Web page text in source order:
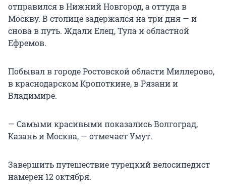
отправился в Нижний Новгород, а оттуда в
Москву. В столице задержался на три дня — и
снова в путь. Ждали Елец, Тула и областной
Ефремов.
Побывал в городе Ростовской области Миллерово,
в краснодарском Кропоткине, в Рязани и
Владимире.
— Самыми красивыми показались Волгоград,
Казань и Москва, — отмечает Умут.
Завершить путешествие турецкий велосипедист
намерен 12 октября.